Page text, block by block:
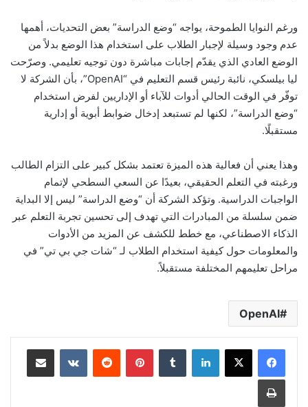
ورغم النوايا الطموحة، يواجه “وضع الدراسة” بعض التحديات، أهمها
عدم وجود وسيلة لإجبار الطلاب على استخدام هذا الوضع بدلاً من
الوضع العادي الذي يقدّم إجابات مباشرة دون توجيه تعليمي. وصرّحت
ليا بيلسكي، نائبة رئيس قسم التعليم في “OpenAI”، بأن الشركة لا
توفّر في الوقت الحالي أدوات للآباء أو الإداريين لفرض استخدام
“وضع الدراسة”، لكنها لم تستبعد إدخال ضوابط أبوية أو إدارية
مستقبلًا.
وهذا يعني أن فعالية هذه الميزة تعتمد بشكل كبير على التزام الطالب
ورغبته في التعلم الحقيقي، بعيدًا عن السعي السطحي لإتمام
الواجبات الدراسية. وتؤكد الشركة أن “وضع الدراسة” ليس إلا البداية
ضمن سلسلة من المبادرات التي تهدف إلى تحسين تجربة التعلم عبر
الذكاء الاصطناعي، مع خطط للكشف عن المزيد من الأدوات
والمعلومات حول كيفية استخدام الطلاب لـ “شات جي بي تي” في
مراحل تعليمهم المختلفة مستقبلاً.
OpenAI
لينكدإن بينتيريست مشاركة عبر البريد
طباعة